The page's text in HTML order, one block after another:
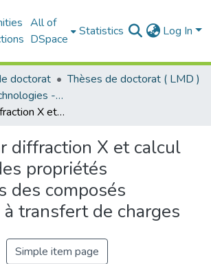
All of
DSpace
Statistics Log In
doctorat
Thèses de doctorat ( LMD )
Sciences et Technologies - العلوم و التكنولوجيا
Analyse par diffraction X et calcul théorique des propriétés structurales des composés organiques à transfert de charges
diffraction X et calcul
propriétés
des composés
transfert de charges
Simple item page